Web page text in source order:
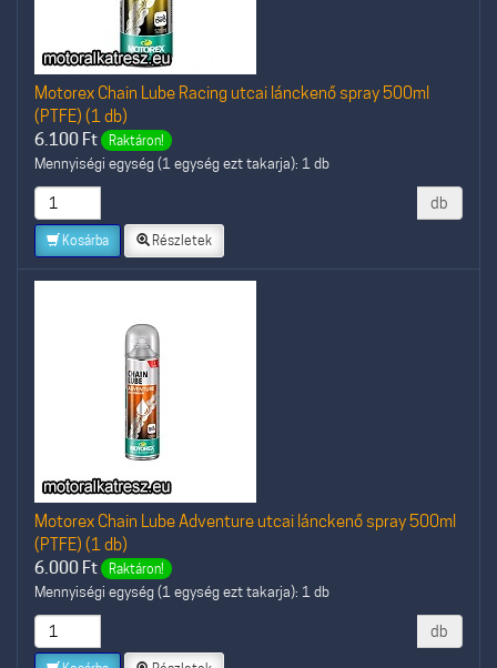
Motorex Chain Lube Racing utcai lánckenő spray 500ml
(PTFE) (1 db)
6.100 Ft Raktáron!
Mennyiségi egység (1 egység ezt takarja): 1 db
db
Kosárba Részletek
Motorex Chain Lube Adventure utcai lánckenő spray 500ml
(PTFE) (1 db)
6.000 Ft Raktáron!
Mennyiségi egység (1 egység ezt takarja): 1 db
db